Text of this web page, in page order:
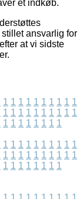
et indkøb.
ansvarlig for
at vi sidste
1 1 1 1 1 1 1 1 1 1
1 1 1 1 1 1 1 1 1 1
1 1 1 1 1 1 1 1
1 1 1 1 1 1 1 1 1 1
1 1 1 1 1 1 1 1 1 1
1 1 1 1 1 1 1 1